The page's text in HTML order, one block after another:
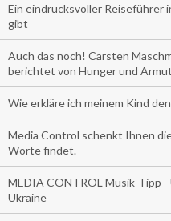
Ein eindrucksvoller Reiseführer
gibt
Auch das noch! Carsten
berichtet von Hunger und
Wie erkläre ich meinem Kind
Media Control schenkt Ihnen
Worte findet.
MEDIA CONTROL Musik-Tipp
Ukraine